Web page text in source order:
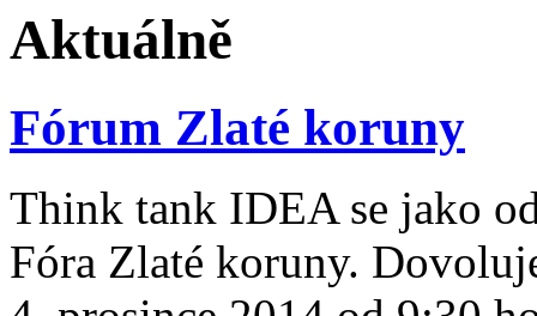
Aktuálně
Fórum Zlaté koruny
Think tank IDEA se jako
Fóra Zlaté koruny.